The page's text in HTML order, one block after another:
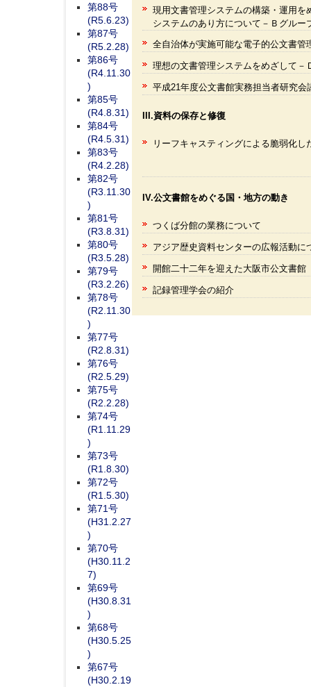
現用文書管理システムの構築・運用
システムのあり方について－Ｂグルー
全自治体が実施可能な電子的公文書管
理想の文書管理システムをめざして－
平成21年度公文書館実務担当者研究会
III.資料の保存と修復
リーフキャスティングによる脆弱化し
IV.公文書館をめぐる国・地方の動き
つくば分館の業務について
アジア歴史資料センターの広報活動に
開館二十二年を迎えた大阪市公文書館
記録管理学会の紹介
第88号
(R5.6.23)
第87号
(R5.2.28)
第86号
(R4.11.30
)
第85号
(R4.8.31)
第84号
(R4.5.31)
第83号
(R4.2.28)
第82号
(R3.11.30
)
第81号
(R3.8.31)
第80号
(R3.5.28)
第79号
(R3.2.26)
第78号
(R2.11.30
)
第77号
(R2.8.31)
第76号
(R2.5.29)
第75号
(R2.2.28)
第74号
(R1.11.29
)
第73号
(R1.8.30)
第72号
(R1.5.30)
第71号
(H31.2.27
)
第70号
(H30.11.2
7)
第69号
(H30.8.31
)
第68号
(H30.5.25
)
第67号
(H30.2.19